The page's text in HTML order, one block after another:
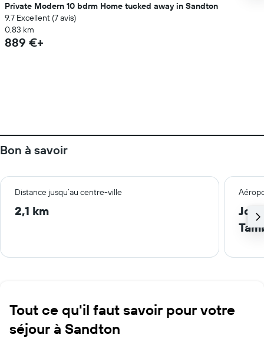
Private Modern 10 bdrm Home tucked away in Sandton
9.7 Excellent (7 avis)
0,83 km
889 €+
Bon à savoir
Distance jusqu’au centre-ville
2,1 km
Tout ce qu'il faut savoir pour votre
séjour à Sandton